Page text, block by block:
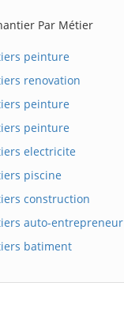
Par Métier
peinture
renovation
peinture
peinture
electricite
piscine
construction
auto-entrepreneur
batiment